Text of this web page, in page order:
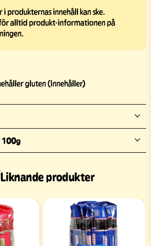
produkternas innehåll kan ske.
alltid produkt-informationen på
gluten (Innehåller)
100g
Liknande produkter